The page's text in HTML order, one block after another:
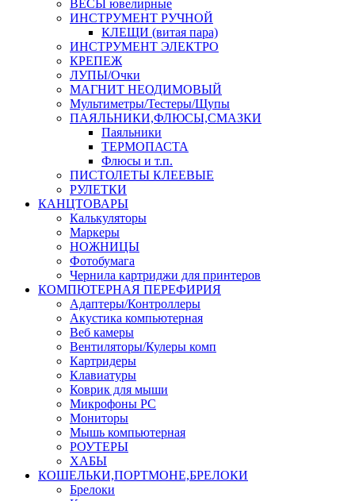
ВЕСЫ ювелирные
ИНСТРУМЕНТ РУЧНОЙ
КЛЕЩИ (витая пара)
ИНСТРУМЕНТ ЭЛЕКТРО
КРЕПЕЖ
ЛУПЫ/Очки
МАГНИТ НЕОДИМОВЫЙ
Мультиметры/Тестеры/Щупы
ПАЯЛЬНИКИ,ФЛЮСЫ,СМАЗКИ
Паяльники
ТЕРМОПАСТА
Флюсы и т.п.
ПИСТОЛЕТЫ КЛЕЕВЫЕ
РУЛЕТКИ
КАНЦТОВАРЫ
Калькуляторы
Маркеры
НОЖНИЦЫ
Фотобумага
Чернила картриджи для принтеров
КОМПЮТЕРНАЯ ПЕРЕФИРИЯ
Адаптеры/Контроллеры
Акустика компьютерная
Веб камеры
Вентиляторы/Кулеры комп
Картридеры
Клавиатуры
Коврик для мыши
Микрофоны PC
Мониторы
Мышь компьютерная
РОУТЕРЫ
ХАБЫ
КОШЕЛЬКИ,ПОРТМОНЕ,БРЕЛОКИ
Брелоки